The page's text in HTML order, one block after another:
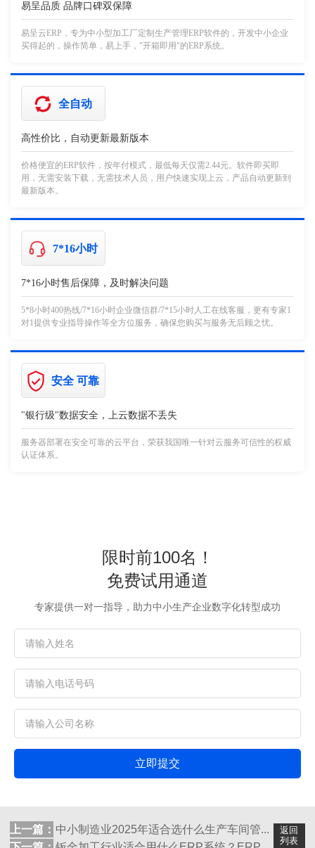
易呈品质 品牌口碑双保障
易呈云ERP，专为中小型加工厂定制生产管理ERP软件的，开发中小企业
买得起的，操作简单，易上手，"开箱即用"的ERP系统。
全自动
高性价比，自动更新最新版本
价格便宜的ERP软件，按年付模式，最低每天仅需2.44元。软件即买即
用，无需安装下载，无需技术人员，用户快速实现上云，产品自动更新到
最新版本。
7*16小时
7*16小时售后保障，及时解决问题
5*8小时400热线/7*16小时企业微信群/7*15小时人工在线客服，更有专家1
对1提供专业指导操作等全方位服务，确保您购买与服务无后顾之忧。
安全 可靠
"银行级"数据安全，上云数据不丢失
服务器部署在安全可靠的云平台，荣获我国唯一针对云服务可信性的权威
认证体系。
限时前100名！
免费试用通道
专家提供一对一指导，助力中小生产企业数字化转型成功
立即提交
返回
列表
上一篇： 中小制造业2025年适合选什么生产车间管...